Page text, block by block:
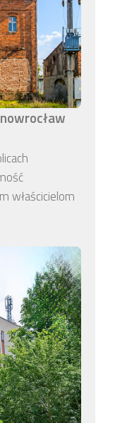
właścicielom